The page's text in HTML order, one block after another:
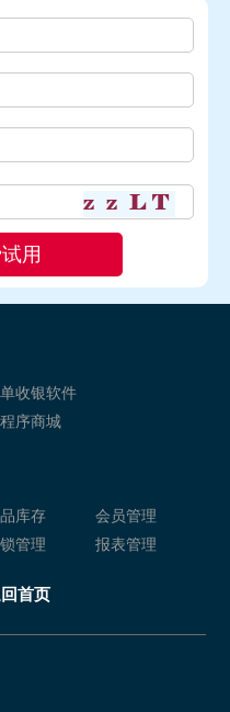
收银软件
序商城
库存
会员管理
管理 报表管理
首页